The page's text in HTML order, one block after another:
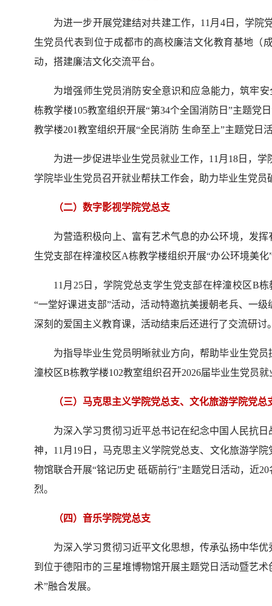
为进一步开展党建结对共建工作，11月4日，学院
生党员代表到位于成都市的高校廉洁文化教育基地（
动，搭建廉洁文化交流平台。
为增强师生党员消防安全意识和应急能力，筑牢
栋教学楼105教室组织开展“第34个全国消防日”主题党
教学楼201教室组织开展“全民消防 生命至上”主题党日
为进一步促进毕业生党员就业工作，11月18日，
学院毕业生党员召开就业帮扶工作会，助力毕业生党
（二）数字影视学院党总支
为营造积极向上、富有艺术气息的办公环境，发
生党支部在梓潼校区A栋教学楼组织开展“办公环境美化
11月25日，学院党总支学生党支部在梓潼校区B
“一堂好课进支部”活动，活动特邀抗美援朝老兵、一
深刻的爱国主义教育课，活动结束后还进行了交流研讨
为指导毕业生党员明晰就业方向，帮助毕业生党
潼校区B栋教学楼102教室组织召开2026届毕业生党员
（三）马克思主义学院党总支、文化旅游学院党
为深入学习贯彻习近平总书记在纪念中国人民抗
神，11月19日，马克思主义学院党总支、文化旅游学
物馆联合开展“铭记历史 砥砺前行”主题党日活动，近
烈。
（四）音乐学院党总支
为深入学习贯彻习近平文化思想，传承弘扬中华
到位于德阳市的三星堆博物馆开展主题党日活动暨艺
术”融合发展。